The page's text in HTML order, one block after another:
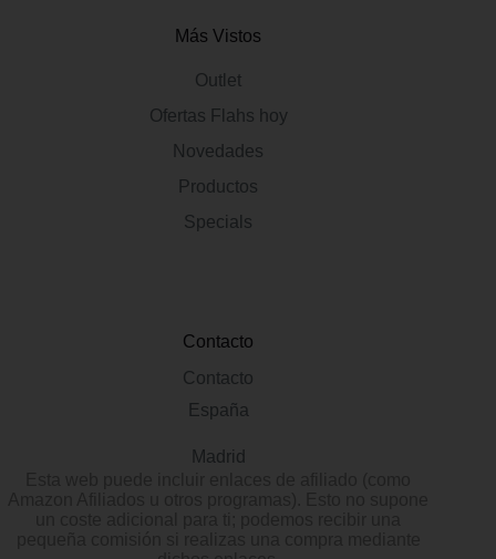
Más Vistos
Outlet
Ofertas Flahs hoy
Novedades
Productos
Specials
Contacto
Contacto
España
Madrid